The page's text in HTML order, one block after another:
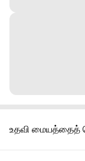
உதவி மையத்தைத்